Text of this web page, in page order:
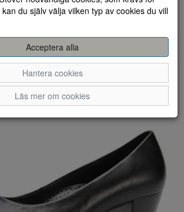
du själv välja vilken typ av cookies du vill
Acceptera alla
Hantera cookies
Läs mer om cookies